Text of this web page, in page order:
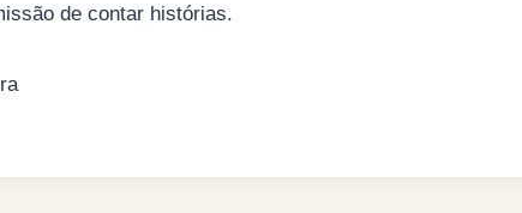
de contar histórias.